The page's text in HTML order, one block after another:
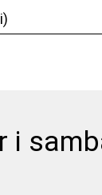
i